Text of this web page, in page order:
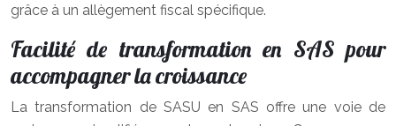
grâce à un allègement fiscal spécifique.
Facilité de transformation en SAS pour
accompagner la croissance
La transformation de SASU en SAS offre une voie de